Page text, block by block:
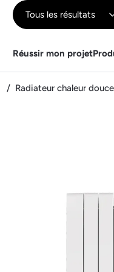
Tous les résultats
Réussir mon projet
Radiateur chaleur